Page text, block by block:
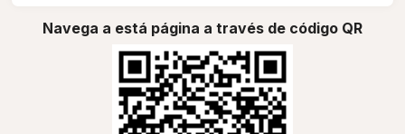
Navega a está página a través de código QR